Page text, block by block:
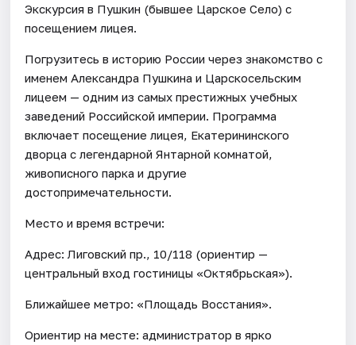
Экскурсия в Пушкин (бывшее Царское Село) с
посещением лицея.
Погрузитесь в историю России через знакомство с
именем Александра Пушкина и Царскосельским
лицеем — одним из самых престижных учебных
заведений Российской империи. Программа
включает посещение лицея, Екатерининского
дворца с легендарной Янтарной комнатой,
живописного парка и другие
достопримечательности.
Место и время встречи:
Адрес: Лиговский пр., 10/118 (ориентир —
центральный вход гостиницы «Октябрьская»).
Ближайшее метро: «Площадь Восстания».
Ориентир на месте: администратор в ярко